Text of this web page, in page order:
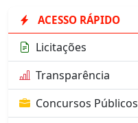
ACESSO RÁPIDO
Licitações
Transparência
Concursos Públicos